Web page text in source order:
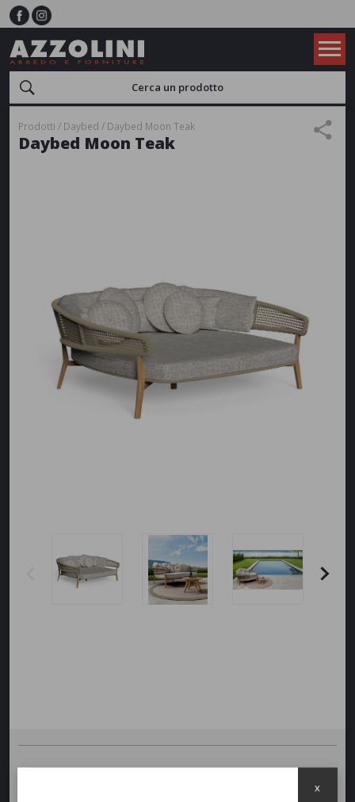
Prodotti Daybed Daybed Moon Teak
Daybed Moon Teak
DAYBED MOON TEAKcon struttura in legno di Teak naturale (L9),
braccioli e schienali in tubolare di alluminio, rivestimento utilizzato:
x